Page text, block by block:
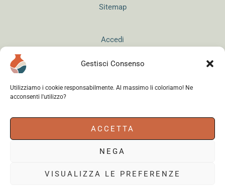
Gestisci Consenso
Utilizziamo i cookie responsabilmente. Al massimo li coloriamo! Ne
acconsenti l'utilizzo?
ACCETTA
NEGA
VISUALIZZA LE PREFERENZE
Sitemap
Accedi
18179961000 - Copyright © 2026